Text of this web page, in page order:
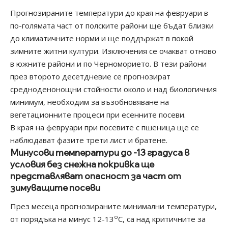
Прогнозираните температури до края на февруари в
по-голямата част от полските райони ще бъдат близки
до климатичните норми и ще поддържат в покой
зимните житни култури. Изключения се очакват отново
в южните райони и по Черноморието. В тези райони
през второто десетдневие се прогнозират
средноденонощни стойности около и над биологичния
минимум, необходим за възобновяване на
вегетационните процеси при есенните посеви.
В края на февруари при посевите с пшеница ще се
наблюдават фазите трети лист и братене.
Минусови температури до -13 градуса в
условия без снежна покривка ще
представляват опасност за част от
зимуващите посеви
През месеца прогнозираните минимални температури,
от порядъка на минус 12-13 оС, са над критичните за